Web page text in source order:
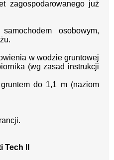
zagospodarowanego już
osobowym,
w wodzie gruntowej
(wg zasad instrukcji
do 1,1 m (naziom
II